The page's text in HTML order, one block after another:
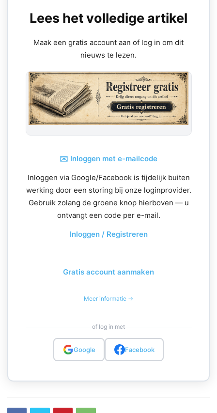
Lees het volledige artikel
Maak een gratis account aan of log in om dit
nieuws te lezen.
✉️ Inloggen met e-mailcode
Inloggen via Google/Facebook is tijdelijk buiten
werking door een storing bij onze loginprovider.
Gebruik zolang de groene knop hierboven — u
ontvangt een code per e-mail.
Inloggen / Registreren
Gratis account aanmaken
Meer informatie →
of log in met
Google Facebook